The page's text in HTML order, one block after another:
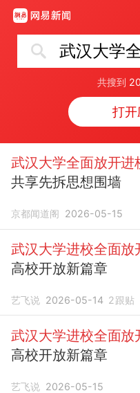
武汉大学
共搜到 20
打
武汉大学全面放开进
共享先拆思想围墙
京都闻道阁 2026-05-15
武汉大学进校全面放
高校开放新篇章
艺飞说 2026-05-14 2跟贴
武汉大学进校全面放
高校开放新篇章
艺飞说 2026-05-15